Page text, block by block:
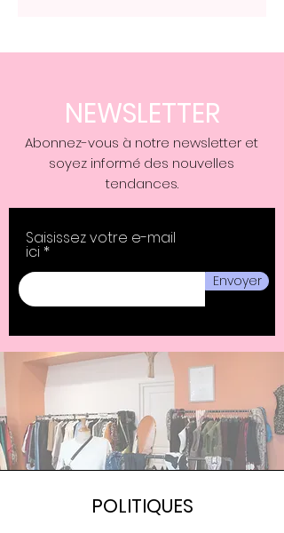
NEWSLETTER
Abonnez-vous à notre newsletter et
soyez informé des nouvelles
tendances.
Saisissez votre e-mail
ici
Envoyer
POLITIQUES